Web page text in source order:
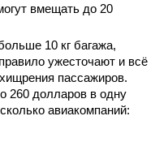
вмещать до 20
10 кг багажа,
ужесточают и всё
пассажиров.
260 долларов в одну
авиакомпаний: